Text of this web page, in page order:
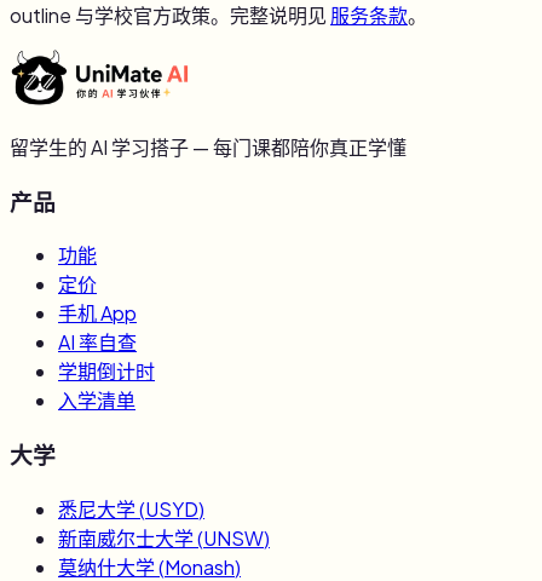
outline 与学校官方政策。完整说明见 服务条款。
留学生的 AI 学习搭子 — 每门课都陪你真正学懂
产品
功能
定价
手机 App
AI 率自查
学期倒计时
入学清单
大学
悉尼大学(USYD)
新南威尔士大学(UNSW)
莫纳什大学(Monash)